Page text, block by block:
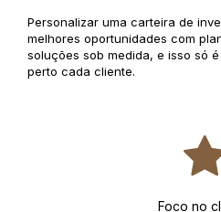
Personalizar uma carteira de
melhores oportunidades com
soluções sob medida, e isso só
perto cada cliente.
Foco no